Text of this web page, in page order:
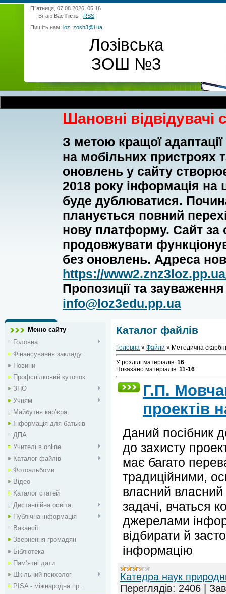
П`ятниця, 07.08.2026, 05:16
Вітаю Вас Гість | RSS
Пишіть нам: loz_zosh3@i.ua
Лозівська
ЗОШ №3
Шановні відвідувачі
З метою кращої
на мобільних пристроях
оновлень у сайту
2018 року інформація на
буде дублюватися.
планується повний
нову платформу. Сайт
продовжувати
без оновлень. Адреса
https://
Пропозиції та
info@loz3edu.pp.ua
Меню сайту
Головна
Фінансування закладу
Новини
Профспілковий куточок
ЗНО
Учням
Майбутня кар’єра
Інформація для батьків
ДПА
Учителі в online
Каталог файлів
Фотоальбоми
Відео
Каталог статей
Дистанційна освіта
Публічна інформація
Вакансії
Звернення громадян
Бібліотека
Пам’ятні дати
Шкільний психолог
PISA - міжнародна пр...
Каталог файлів
Головна » Файли » Методична
У розділі матеріалів: 16
Показано матеріалів: 11-16
Г.П.
проектів
Даний посібник
до захисту
має багато
традиційними,
власний
задачі, вчаться
джерелами
відбирати й
інформацію
Катедра наук
Переглядів: 2406